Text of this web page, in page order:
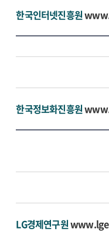
한국인터넷진흥원
한국정보화진흥원
LG경제연구원